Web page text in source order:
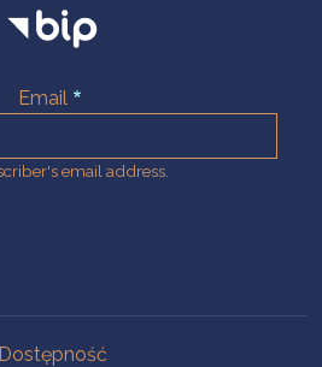
Email
email address.
Dostępność